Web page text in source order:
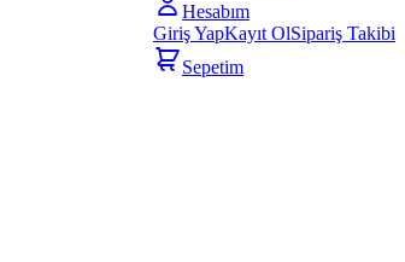
Hesabım
Giriş YapKayıt OlSipariş Takibi
Sepetim